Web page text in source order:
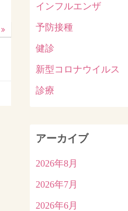
インフルエンザ
予防接種
健診
新型コロナウイルス
診療
アーカイブ
2026年8月
2026年7月
2026年6月